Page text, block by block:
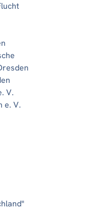
V.
e. V.